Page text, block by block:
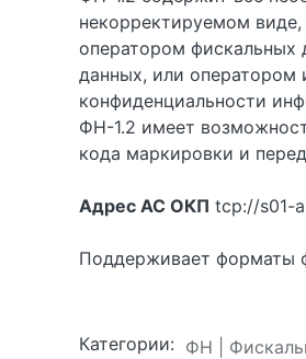
некорректируемом
оператором фискальных
данных, или оператором
конфиденциальности
ФН-1.2 имеет
кода маркировки и
Адрес АС ОКП tcp://s01-
Поддерживает форматы
Категории: ФН |